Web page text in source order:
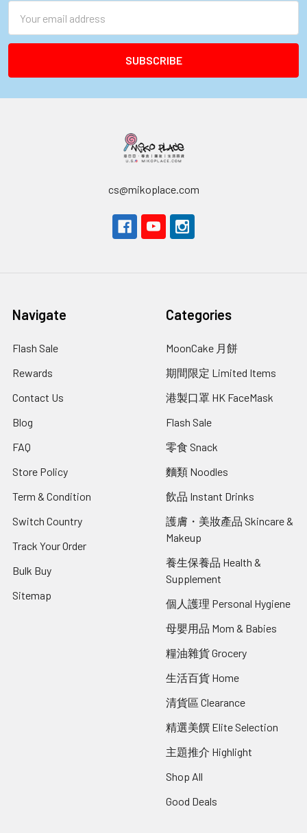
Address
cs@mikoplace.com
Navigate
Flash Sale
Rewards
Contact Us
Blog
FAQ
Store Policy
Term & Condition
Switch Country
Track Your Order
Bulk Buy
Sitemap
Categories
MoonCake 月餅
期間限定 Limited Items
港製口罩 HK FaceMask
Flash Sale
零食 Snack
麵類 Noodles
飲品 Instant Drinks
護膚・美妝產品 Skincare &
Makeup
養生保養品 Health &
Supplement
個人護理 Personal Hygiene
母嬰用品 Mom & Babies
糧油雜貨 Grocery
生活百貨 Home
清貨區 Clearance
精選美饌 Elite Selection
主題推介 Highlight
Shop All
Good Deals